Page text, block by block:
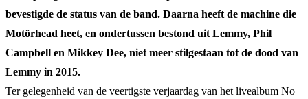
bevestigde de status van de band. Daarna heeft de machine die
Motörhead heet, en ondertussen bestond uit Lemmy, Phil
Campbell en Mikkey Dee, niet meer stilgestaan tot de dood van
Lemmy in 2015.
Ter gelegenheid van de veertigste verjaardag van het livealbum No